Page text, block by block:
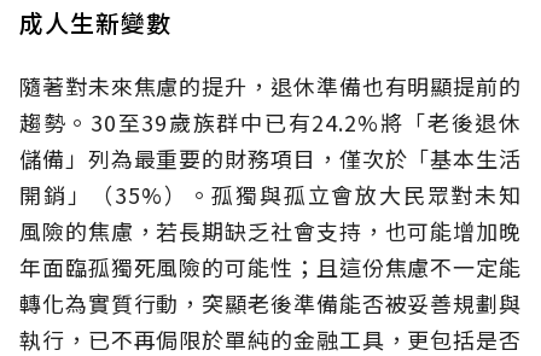
成人生新變數
隨著對未來焦慮的提升，退休準備也有明顯提前的
趨勢。30至39歲族群中已有24.2%將「老後退休
儲備」列為最重要的財務項目，僅次於「基本生活
開銷」（35%）。孤獨與孤立會放大民眾對未知
風險的焦慮，若長期缺乏社會支持，也可能增加晚
年面臨孤獨死風險的可能性；且這份焦慮不一定能
轉化為實質行動，突顯老後準備能否被妥善規劃與
執行，已不再侷限於單純的金融工具，更包括是否